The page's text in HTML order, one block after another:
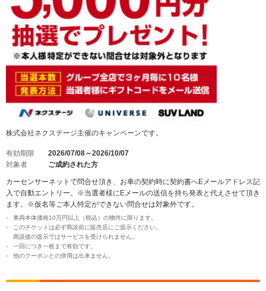
株式会社ネクステージ主催のキャンペーンです。
有効期限
2026/07/08～2026/10/07
対象者
ご成約された方
カーセンサーネットで問合せ頂き、お車の契約時に契約書へEメールアドレス記
入で自動エントリー。※当選者様にEメールの送信を持ち発表と代えさせて頂き
ます。※仮名等ご本人特定ができない問合せは対象外です。
車両本体価格10万円以上（税込）の物件に限ります。
このチケットは必ず商談前に販売店にご提示ください。
商談後の提示ではサービスを受けられません。
一回につき一枚まで有効です。
他のクーポンとの併用は出来ません。